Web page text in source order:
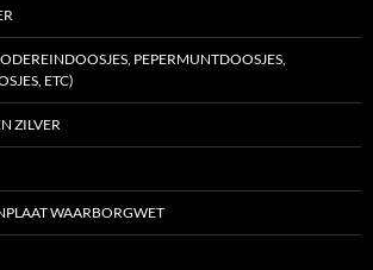
PEPERMUNTDOOSJES,
ETC)
ZILVER
WAARBORGWET